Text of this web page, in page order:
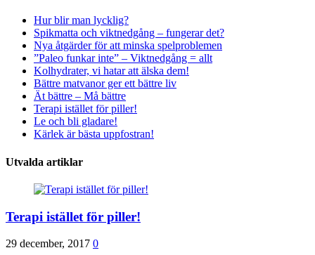
Hur blir man lycklig?
Spikmatta och viktnedgång – fungerar det?
Nya åtgärder för att minska spelproblemen
”Paleo funkar inte” – Viktnedgång = allt
Kolhydrater, vi hatar att älska dem!
Bättre matvanor ger ett bättre liv
Ät bättre – Må bättre
Terapi istället för piller!
Le och bli gladare!
Kärlek är bästa uppfostran!
Utvalda artiklar
Terapi istället för piller!
29 december, 2017 0